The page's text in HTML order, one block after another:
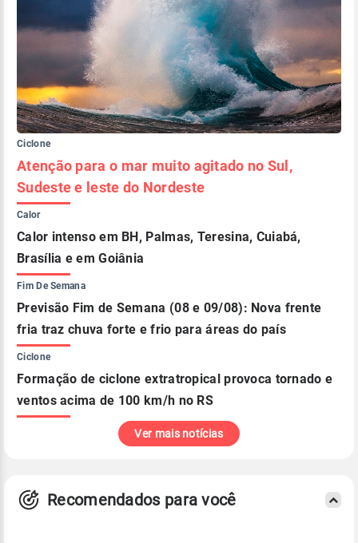
Ciclone
Atenção para o mar muito agitado no Sul,
Sudeste e leste do Nordeste
Calor
Calor intenso em BH, Palmas, Teresina, Cuiabá,
Brasília e em Goiânia
Fim De Semana
Previsão Fim de Semana (08 e 09/08): Nova frente
fria traz chuva forte e frio para áreas do país
Ciclone
Formação de ciclone extratropical provoca tornado e
ventos acima de 100 km/h no RS
Ver mais notícias
Recomendados para você